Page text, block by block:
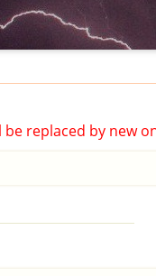
replaced by new